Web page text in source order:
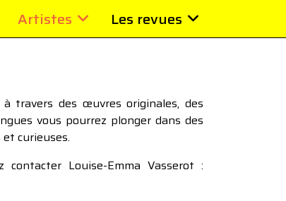
Artistes Les revues
travers des œuvres originales, des
vous pourrez plonger dans des
curieuses.
Louise-Emma Vasserot :